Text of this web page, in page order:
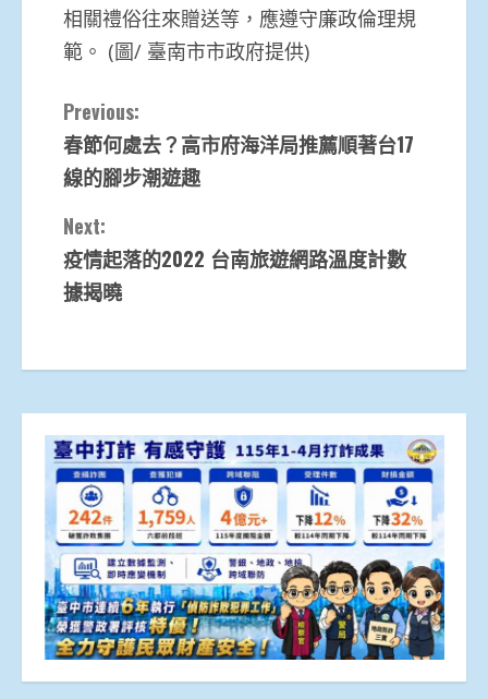
相關禮俗往來贈送等，應遵守廉政倫理規
範。 (圖/ 臺南市市政府提供)
Continue
Reading
Previous:
春節何處去？高市府海洋局推薦順著台17
線的腳步潮遊趣
Next:
疫情起落的2022 台南旅遊網路溫度計數
據揭曉